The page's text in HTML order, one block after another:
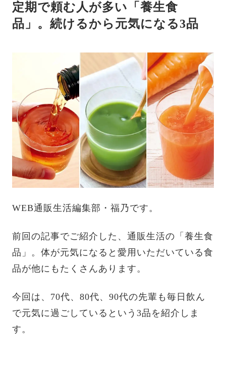
定期で頼む人が多い「養生食
品」。続けるから元気になる3品
WEB通販生活編集部・福乃です。
前回の記事でご紹介した、通販生活の「養生食
品」。体が元気になると愛用いただいている食
品が他にもたくさんあります。
今回は、70代、80代、90代の先輩も毎日飲ん
で元気に過ごしているという3品を紹介しま
す。